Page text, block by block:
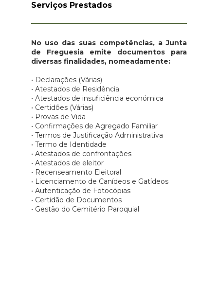
Serviços Prestados
No uso das suas competências, a Junta
de Freguesia emite documentos para
diversas finalidades, nomeadamente:
• Declarações (Várias)
• Atestados de Residência
• Atestados de insuficiência económica
• Certidões (Várias)
• Provas de Vida
• Confirmações de Agregado Familiar
• Termos de Justificação Administrativa
• Termo de Identidade
• Atestados de confrontações
• Atestados de eleitor
• Recenseamento Eleitoral
• Licenciamento de Canídeos e Gatídeos
• Autenticação de Fotocópias
• Certidão de Documentos
• Gestão do Cemitério Paroquial